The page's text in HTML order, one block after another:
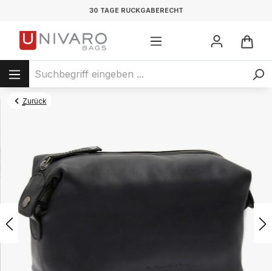
30 TAGE RÜCKGABERECHT
Zurück